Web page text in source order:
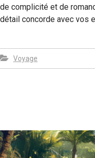
de complicité et de
détail concorde avec vos
Voyage